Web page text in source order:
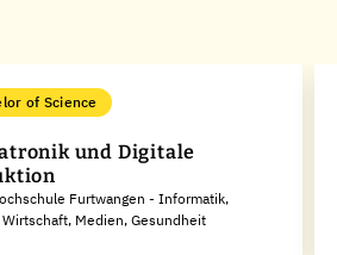
of Science
und Digitale
Furtwangen - Informatik,
Wirtschaft, Medien, Gesundheit